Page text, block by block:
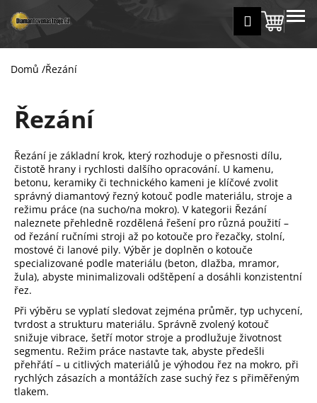
na
obsah
Přihlášení
košík
MENU
Domů /Řezání
Řezání
Řezání je základní krok, který rozhoduje o přesnosti dílu,
čistotě hrany i rychlosti dalšího opracování. U kamenu,
betonu, keramiky či technického kameni je klíčové zvolit
správný diamantový řezný kotouč podle materiálu, stroje a
režimu práce (na sucho/na mokro). V kategorii Řezání
naleznete přehledně rozdělená řešení pro různá použití –
od řezání ručními stroji až po kotouče pro řezačky, stolní,
mostové či lanové pily. Výběr je doplněn o kotouče
specializované podle materiálu (beton, dlažba, mramor,
žula), abyste minimalizovali odštěpení a dosáhli konzistentní
řez.
Při výběru se vyplatí sledovat zejména průměr, typ uchycení,
tvrdost a strukturu materiálu. Správně zvolený kotouč
snižuje vibrace, šetří motor stroje a prodlužuje životnost
segmentu. Režim práce nastavte tak, abyste předešli
přehřátí – u citlivých materiálů je výhodou řez na mokro, při
rychlých zásazích a montážích zase suchý řez s přiměřeným
tlakem.
š
Zpět
Zpět
C
p
o
t
ř
e
b
u
j
e
t
e
n
a
j
í
t